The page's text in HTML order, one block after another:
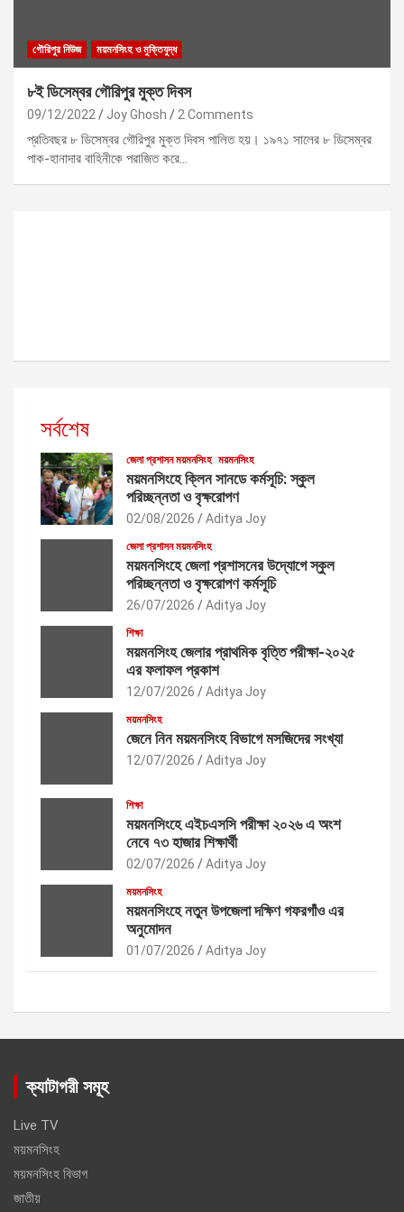
গৌরিপুর নিউজ ময়মনসিংহ ও মুক্তিযুদ্ধ
৮ই ডিসেম্বর গৌরিপুর মুক্ত দিবস
09/12/2022 Joy Ghosh 2 Comments
প্রতিবছর ৮ ডিসেম্বর গৌরিপুর মুক্ত দিবস পালিত হয়। ১৯৭১ সালের ৮ ডিসেম্বর
পাক-হানাদার বাহিনীকে পরাজিত করে…
সর্বশেষ
জেলা প্রশাসন ময়মনসিংহ ময়মনসিংহ
ময়মনসিংহে ক্লিন সানডে কর্মসূচি: স্কুল
পরিচ্ছন্নতা ও বৃক্ষরোপণ
02/08/2026 Aditya Joy
জেলা প্রশাসন ময়মনসিংহ
ময়মনসিংহে জেলা প্রশাসনের উদ্যোগে স্কুল
পরিচ্ছন্নতা ও বৃক্ষরোপণ কর্মসূচি
26/07/2026 Aditya Joy
শিক্ষা
ময়মনসিংহ জেলার প্রাথমিক বৃত্তি পরীক্ষা-২০২৫
এর ফলাফল প্রকাশ
12/07/2026 Aditya Joy
ময়মনসিংহ
জেনে নিন ময়মনসিংহ বিভাগে মসজিদের সংখ্যা
12/07/2026 Aditya Joy
শিক্ষা
ময়মনসিংহে এইচএসসি পরীক্ষা ২০২৬ এ অংশ
নেবে ৭৩ হাজার শিক্ষার্থী
02/07/2026 Aditya Joy
ময়মনসিংহ
ময়মনসিংহে নতুন উপজেলা দক্ষিণ গফরগাঁও এর
অনুমোদন
01/07/2026 Aditya Joy
ক্যাটাগরী সমূহ
Live TV
ময়মনসিংহ
ময়মনসিংহ বিভাগ
জাতীয়